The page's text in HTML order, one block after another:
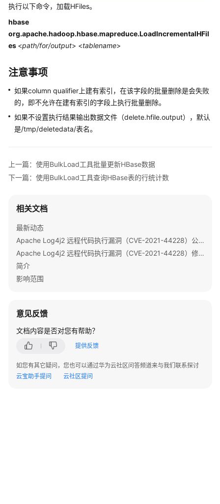
操
作
指
南
（普
版）
使
用
使
使
用
Flume
使
用
创
HBase
权
角
色
执行以下命令，加载HFiles。
hbase
org.apache.hadoop.hbase.mapreduce.LoadIncrementalHFil
es <path/for/output> <tablename>
注意事项
如果column qualifier上建有索引，在该字段的批量删除是会失败
的，即不允许在建有索引的字段上执行批量删除。
如果不设置执行结果输出数据文件（delete.hfile.output），默认
是/tmp/deletedata/表名。
上一篇：使用BulkLoad工具批量更新HBase数据
下一篇：使用BulkLoad工具查询HBase表的行统计数
相关文档
最新动态
Apache Log4j2 远程代码执行漏洞（CVE-2021-44228）公告
Apache Log4j2 远程代码执行漏洞（CVE-2021-44228）修复指导
简介
影响范围
意见反馈
文档内容是否对您有帮助？
提供反馈
如您有其它疑问，您也可以通过华为云社区问答频道来与我们联系探讨
云宝助手提问
云社区提问